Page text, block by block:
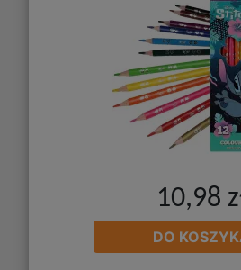
10,98
DO